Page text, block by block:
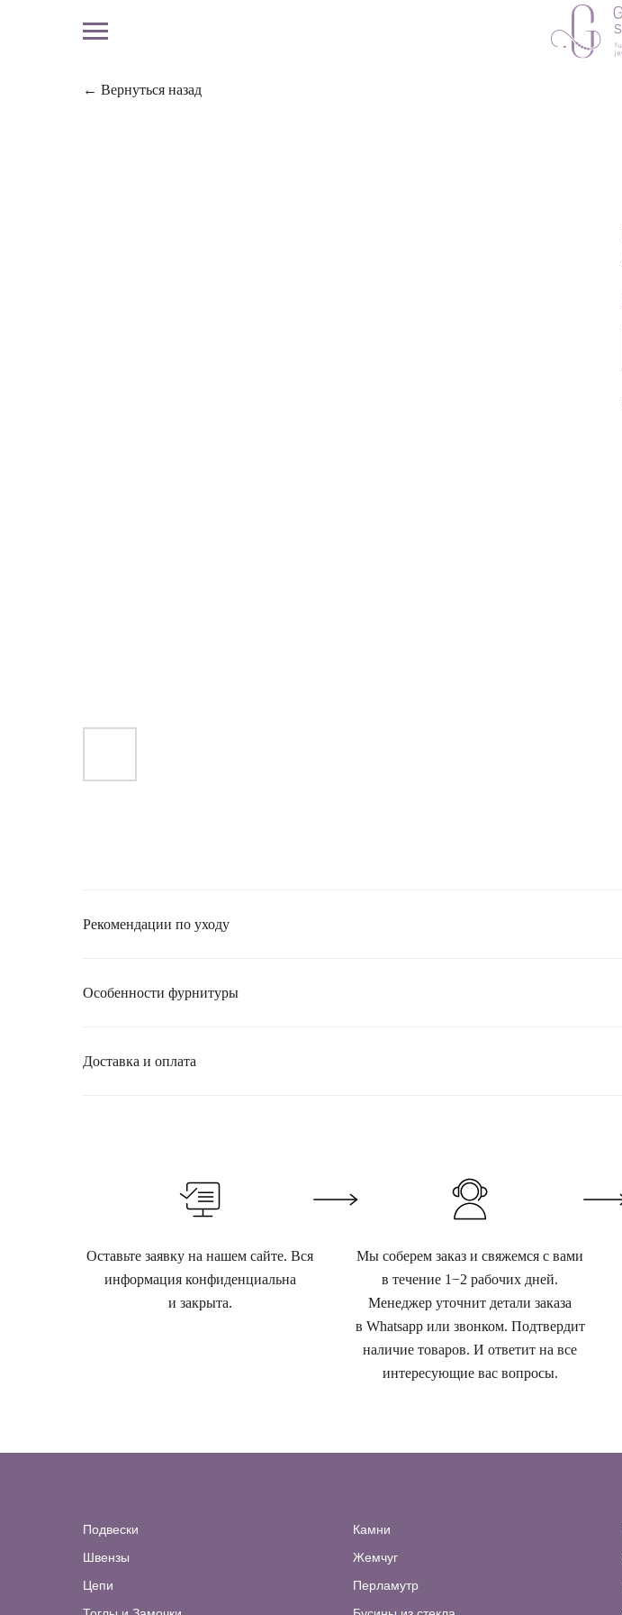
← Вернуться назад
Рекомендации по уходу
Особенности фурнитуры
Доставка и оплата
Оставьте заявку на нашем сайте. Вся
информация конфиденциальна
и закрыта.
Мы соберем заказ и свяжемся с вами
в течение 1−2 рабочих дней.
Менеджер уточнит детали заказа
в Whatsapp или звонком. Подтвердит
наличие товаров. И ответит на все
интересующие вас вопросы.
Подвески
Швензы
Цепи
Камни
Жемчуг
Перламутр